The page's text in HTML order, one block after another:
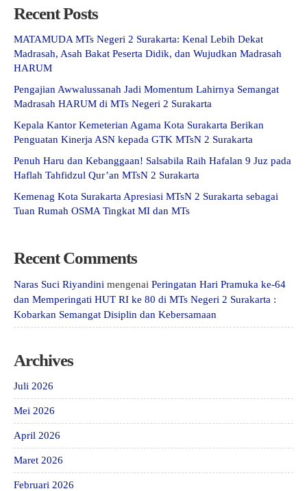
Recent Posts
MATAMUDA MTs Negeri 2 Surakarta: Kenal Lebih Dekat
Madrasah, Asah Bakat Peserta Didik, dan Wujudkan Madrasah
HARUM
Pengajian Awwalussanah Jadi Momentum Lahirnya Semangat
Madrasah HARUM di MTs Negeri 2 Surakarta
Kepala Kantor Kemeterian Agama Kota Surakarta Berikan
Penguatan Kinerja ASN kepada GTK MTsN 2 Surakarta
Penuh Haru dan Kebanggaan! Salsabila Raih Hafalan 9 Juz pada
Haflah Tahfidzul Qur’an MTsN 2 Surakarta
Kemenag Kota Surakarta Apresiasi MTsN 2 Surakarta sebagai
Tuan Rumah OSMA Tingkat MI dan MTs
Recent Comments
Naras Suci Riyandini mengenai Peringatan Hari Pramuka ke-64
dan Memperingati HUT RI ke 80 di MTs Negeri 2 Surakarta :
Kobarkan Semangat Disiplin dan Kebersamaan
Archives
Juli 2026
Mei 2026
April 2026
Maret 2026
Februari 2026